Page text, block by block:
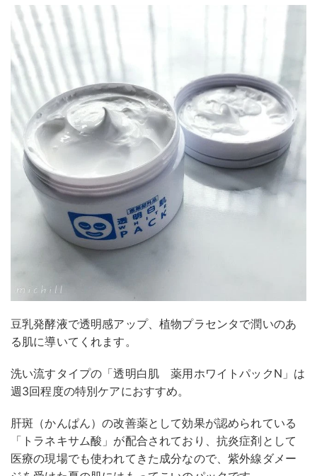
豆乳発酵液で透明感アップ、植物プラセンタで潤いのあ
る肌に導いてくれます。
洗い流すタイプの「透明白肌 薬用ホワイトパックN」は
週3回程度の特別ケアにおすすめ。
肝斑（かんぱん）の改善薬として効果が認められている
「トラネキサム酸」が配合されており、抗炎症剤として
医療の現場でも使われてきた成分なので、紫外線ダメー